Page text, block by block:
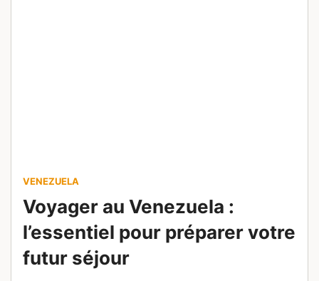
VENEZUELA
Voyager au Venezuela :
l’essentiel pour préparer votre
futur séjour